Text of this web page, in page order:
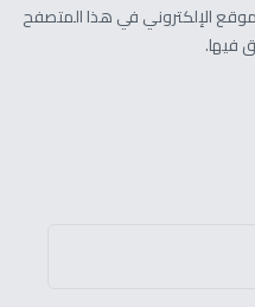
الإلكتروني في هذا المتصفح
فيها.